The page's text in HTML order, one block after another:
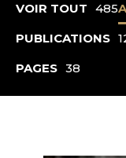
VOIR TOUT 485
PUBLICATIONS
PAGES 38